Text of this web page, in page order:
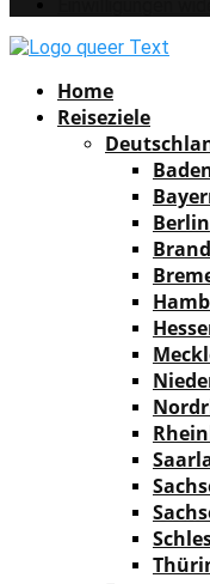
Home
Reiseziele
Berlin